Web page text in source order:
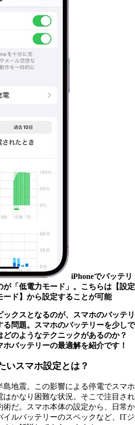
iPhoneでバッテリ
が「低電力モード」。こちらは【設定
ド】から設定することが可能
クスとなるのが、スマホのバッテリ
る問題。スマホのバッテリーを少しで
どのようなテクニックがあるのか？
バッテリーの最適解を紹介です！
いスマホ設定とは？
島地震。この影響による停電でスマホ
はかなり困難な状況。そこで注目され
術だ。スマホ本体の設定から、日常か
イルバッテリーのスペックなど、ITジ